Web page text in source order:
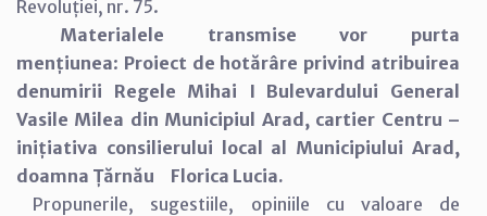
Revoluției, nr. 75.
Materialele transmise vor purta
mențiunea: Proiect de hotărâre privind atribuirea
denumirii Regele Mihai I Bulevardului General
Vasile Milea din Municipiul Arad, cartier Centru –
inițiativa consilierului local al Municipiului Arad,
doamna Țărnău Florica Lucia.
Propunerile, sugestiile, opiniile cu valoare de